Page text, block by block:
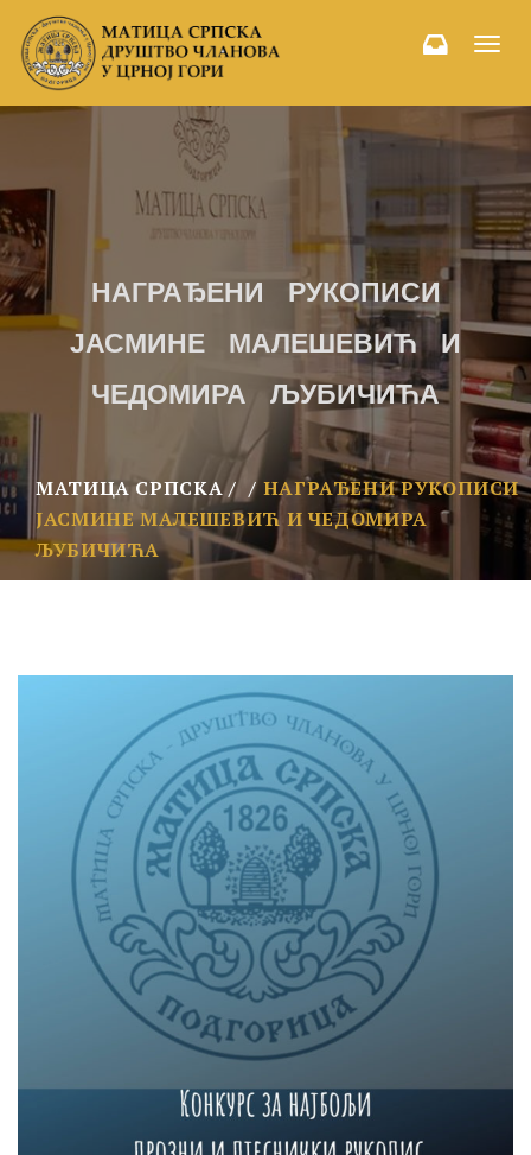
НАГРАЂЕНИ РУКОПИСИ
ЈАСМИНЕ МАЛЕШЕВИЋ И
ЧЕДОМИРА ЉУБИЧИЋА
МАТИЦА СРПСКА
НАГРАЂЕНИ РУКОПИСИ
ЈАСМИНЕ МАЛЕШЕВИЋ И ЧЕДОМИРА
ЉУБИЧИЋА